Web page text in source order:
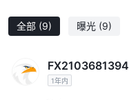
全部 (9) 曝光 (9)
FX2103681394
1年内